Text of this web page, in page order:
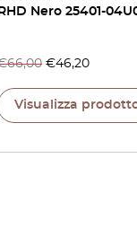
RHD Nero 25401-
66,00 €46,20
Visualizza